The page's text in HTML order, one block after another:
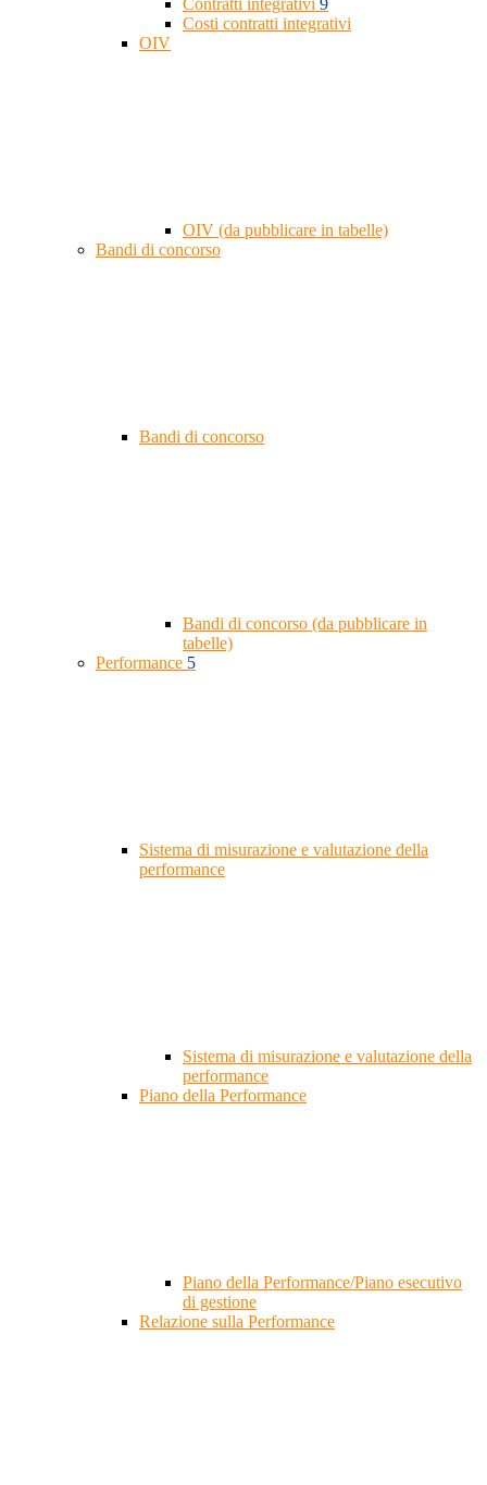
Contratti integrativi 9
Costi contratti integrativi
OIV
OIV (da pubblicare in tabelle)
Bandi di concorso
Bandi di concorso
Bandi di concorso (da pubblicare in
tabelle)
Performance 5
Sistema di misurazione e valutazione della
performance
Sistema di misurazione e valutazione della
performance
Piano della Performance
Piano della Performance/Piano esecutivo
di gestione
Relazione sulla Performance